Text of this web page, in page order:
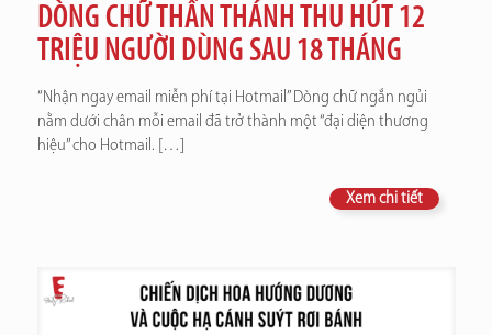
DÒNG CHỮ THẦN THÁNH THU HÚT 12
TRIỆU NGƯỜI DÙNG SAU 18 THÁNG
“Nhận ngay email miễn phí tại Hotmail” Dòng chữ ngắn ngủi
nằm dưới chân mỗi email đã trở thành một “đại diện thương
hiệu” cho Hotmail. […]
Xem chi tiết